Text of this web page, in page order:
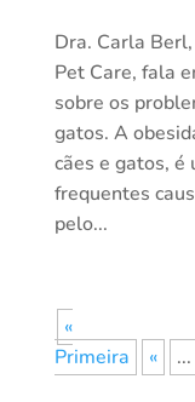
Dra. Carla
Pet Care, fala
sobre os
gatos. A
cães e gatos, é
frequentes
pelo...
«
Primeira
« ...